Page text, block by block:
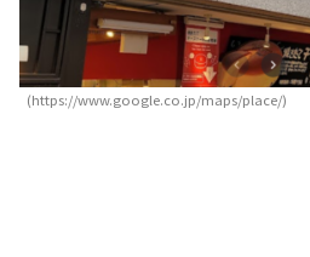
(https://www.google.co.jp/maps/place/)